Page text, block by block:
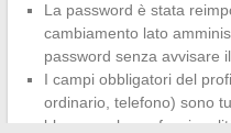
La password è stata
cambiamento lato
password senza avvisare
I campi obbligatori del
ordinario, telefono) sono
bloccare alcune